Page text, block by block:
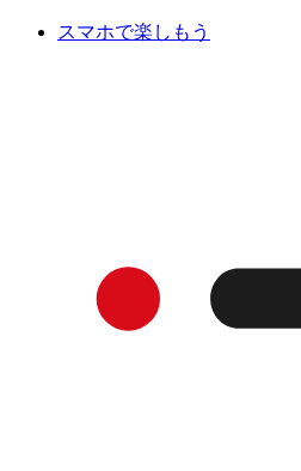
スマホで楽しもう